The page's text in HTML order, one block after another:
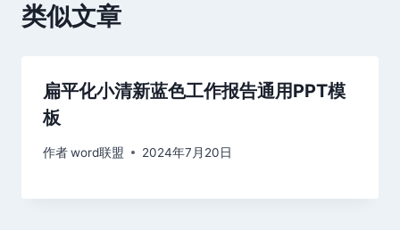
类似文章
扁平化小清新蓝色工作报告通用PPT模
板
作者word联盟 2024年7月20日